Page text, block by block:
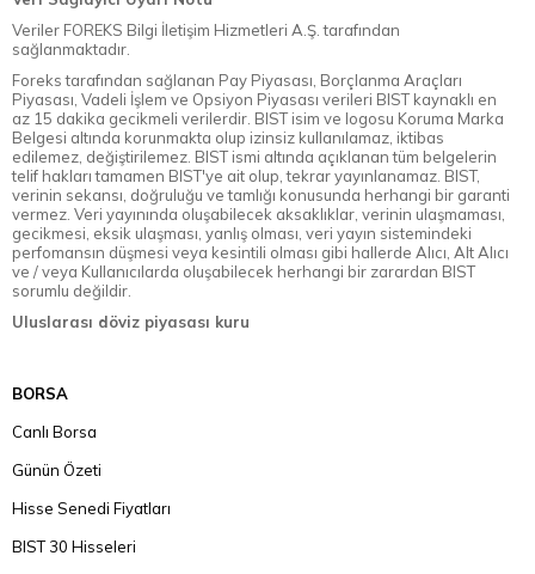
Veriler FOREKS Bilgi İletişim Hizmetleri A.Ş. tarafından
sağlanmaktadır.
Foreks tarafından sağlanan Pay Piyasası, Borçlanma Araçları
Piyasası, Vadeli İşlem ve Opsiyon Piyasası verileri BIST kaynaklı en
az 15 dakika gecikmeli verilerdir. BIST isim ve logosu Koruma Marka
Belgesi altında korunmakta olup izinsiz kullanılamaz, iktibas
edilemez, değiştirilemez. BIST ismi altında açıklanan tüm belgelerin
telif hakları tamamen BIST'ye ait olup, tekrar yayınlanamaz. BIST,
verinin sekansı, doğruluğu ve tamlığı konusunda herhangi bir garanti
vermez. Veri yayınında oluşabilecek aksaklıklar, verinin ulaşmaması,
gecikmesi, eksik ulaşması, yanlış olması, veri yayın sistemindeki
perfomansın düşmesi veya kesintili olması gibi hallerde Alıcı, Alt Alıcı
ve / veya Kullanıcılarda oluşabilecek herhangi bir zarardan BIST
sorumlu değildir.
Uluslarası döviz piyasası kuru
BORSA
Canlı Borsa
Günün Özeti
Hisse Senedi Fiyatları
BIST 30 Hisseleri